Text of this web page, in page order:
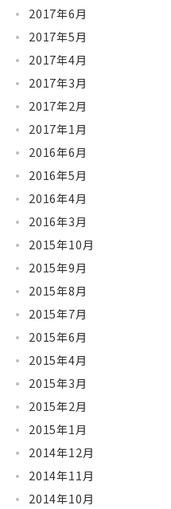
2017年6月
2017年5月
2017年4月
2017年3月
2017年2月
2017年1月
2016年6月
2016年5月
2016年4月
2016年3月
2015年10月
2015年9月
2015年8月
2015年7月
2015年6月
2015年4月
2015年3月
2015年2月
2015年1月
2014年12月
2014年11月
2014年10月